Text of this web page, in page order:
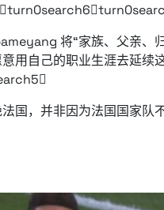
将“家族、父亲、
用自己的职业生涯去延续
国，并非因为法国国家队